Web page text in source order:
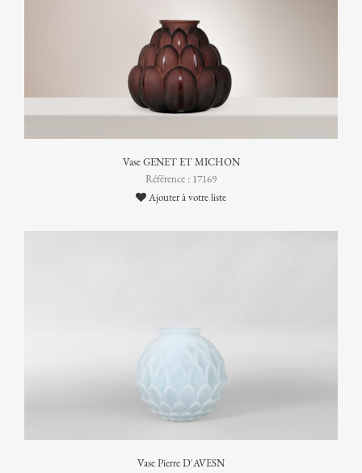
Vase GENET ET MICHON
Référence : 17169
Ajouter à votre liste
Vase Pierre D'AVESN